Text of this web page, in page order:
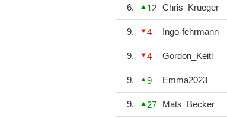
6. 12 Chris_Krueger
9. 4 Ingo-fehrmann
9. 4 Gordon_Keitl
9. 9 Emma2023
9. 27 Mats_Becker